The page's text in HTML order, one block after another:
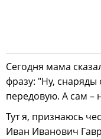
Сегодня мама
фразу: "Ну,
передовую. А сам –
Тут я, признаюсь
Иван Иванович